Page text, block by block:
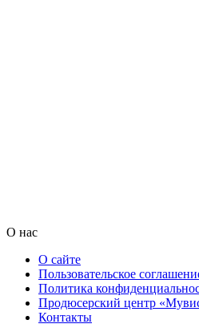
О нас
О сайте
Пользовательское
Политика
Продюсерский центр
Контакты